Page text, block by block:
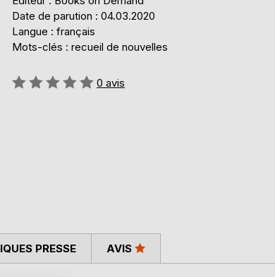
Date de parution : 04.03.2020
Langue : français
Mots-clés : recueil de nouvelles
Évaluation:
0 avis
PRESSE AVIS